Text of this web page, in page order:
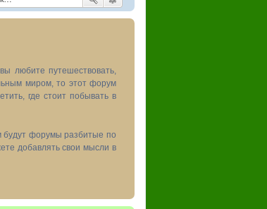
любите путешествовать,
миром, то этот форум
где стоит побывать в
будут форумы разбитые по
добавлять свои мысли в